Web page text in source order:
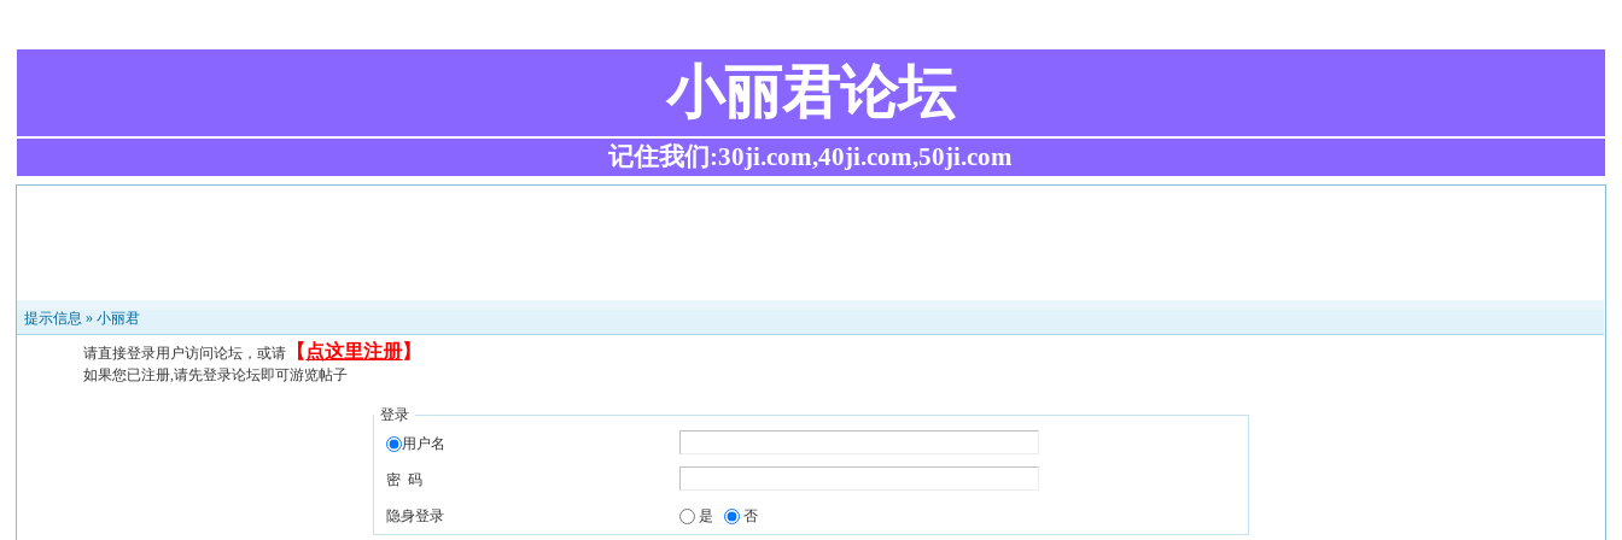
小丽君论坛
记住我们:30ji.com,40ji.com,50ji.com
提示信息 »小丽君
请直接登录用户访问论坛，或请 【 点这里注册】
如果您已注册,请先登录论坛即可游览帖子
登录
用户名
密 码
隐身登录 是 否